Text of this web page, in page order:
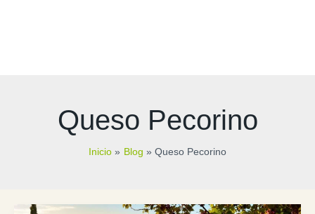
Queso Pecorino
Inicio Blog Queso Pecorino